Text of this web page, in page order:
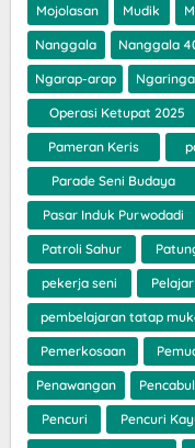
Mojolasan Mudik
Nanggala Nanggala
Ngarap-arap
Operasi Ketupat 2025
Pameran Keris
Parade Seni Budaya
Pasar Induk Purwodadi
Patroli Sahur
pekerja seni Pelajar
pembelajaran tatap
Pemerkosaan
Penawangan
Pencuri Pencuri